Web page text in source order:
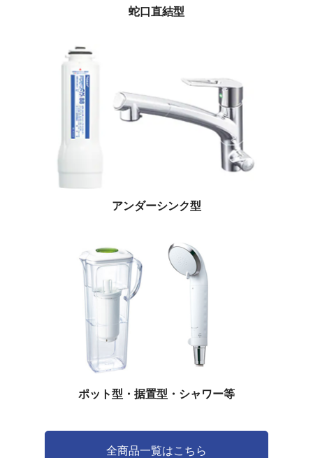
蛇口直結型
アンダーシンク型
ポット型・据置型・シャワー等
全商品一覧はこちら